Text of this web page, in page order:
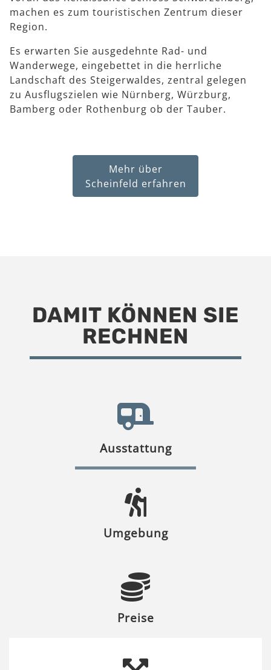
machen es zum touristischen Zentrum dieser
Region.
Es erwarten Sie ausgedehnte Rad- und
Wanderwege, eingebettet in die herrliche
Landschaft des Steigerwaldes, zentral gelegen
zu Ausflugszielen wie Nürnberg, Würzburg,
Bamberg oder Rothenburg ob der Tauber.
Mehr über
Scheinfeld erfahren
DAMIT KÖNNEN SIE
RECHNEN
Ausstattung
Umgebung
Preise